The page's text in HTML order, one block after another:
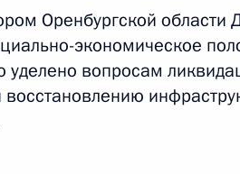
Оренбургской области
экономическое
вопросам
восстановлению